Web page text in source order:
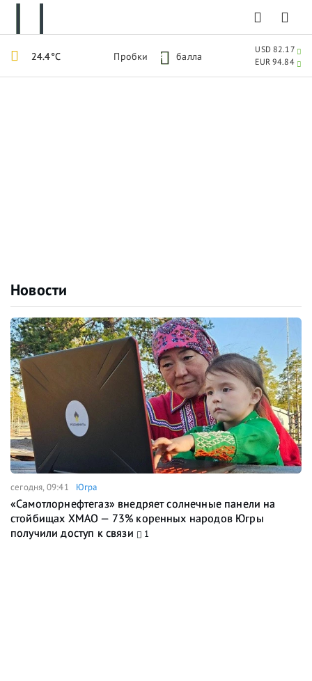
Новости
сегодня, 09:41 Югра
«Самотлорнефтегаз» внедряет солнечные панели на
стойбищах ХМАО — 73% коренных народов Югры
получили доступ к связи
1
24.4°C Пробки 4 балла
USD 82.17
EUR 94.84